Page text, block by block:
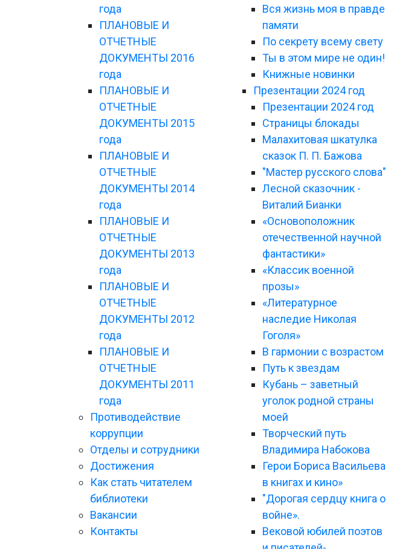
года
ПЛАНОВЫЕ И
ОТЧЕТНЫЕ
ДОКУМЕНТЫ 2016
года
ПЛАНОВЫЕ И
ОТЧЕТНЫЕ
ДОКУМЕНТЫ 2015
года
ПЛАНОВЫЕ И
ОТЧЕТНЫЕ
ДОКУМЕНТЫ 2014
года
ПЛАНОВЫЕ И
ОТЧЕТНЫЕ
ДОКУМЕНТЫ 2013
года
ПЛАНОВЫЕ И
ОТЧЕТНЫЕ
ДОКУМЕНТЫ 2012
года
ПЛАНОВЫЕ И
ОТЧЕТНЫЕ
ДОКУМЕНТЫ 2011
года
Противодействие
коррупции
Отделы и сотрудники
Достижения
Как стать читателем
библиотеки
Вакансии
Контакты
Вся жизнь моя в правде
памяти
По секрету всему свету
Ты в этом мире не один!
Книжные новинки
Презентации 2024 год
Презентации 2024 год
Страницы блокады
Малахитовая шкатулка
сказок П. П. Бажова
"Мастер русского слова"
Лесной сказочник -
Виталий Бианки
«Основоположник
отечественной научной
фантастики»
«Классик военной
прозы»
«Литературное
наследие Николая
Гоголя»
В гармонии с возрастом
Путь к звездам
Кубань – заветный
уголок родной страны
моей
Творческий путь
Владимира Набокова
Герои Бориса Васильева
в книгах и кино»
"Дорогая сердцу книга о
войне».
Вековой юбилей поэтов